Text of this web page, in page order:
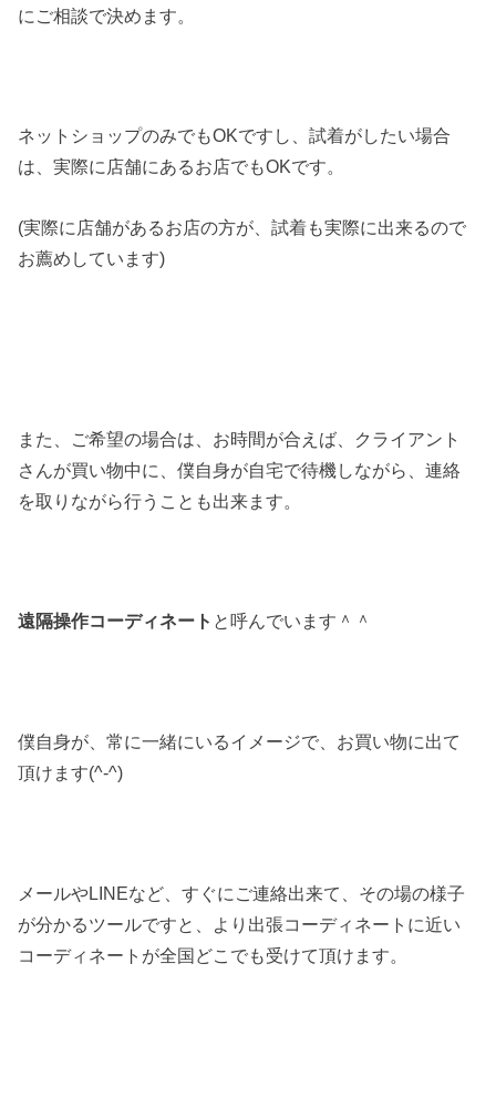
にご相談で決めます。
ネットショップのみでもOKですし、試着がしたい場合
は、実際に店舗にあるお店でもOKです。
(実際に店舗があるお店の方が、試着も実際に出来るので
お薦めしています)
また、ご希望の場合は、お時間が合えば、クライアント
さんが買い物中に、僕自身が自宅で待機しながら、連絡
を取りながら行うことも出来ます。
遠隔操作コーディネート と呼んでいます＾＾
僕自身が、常に一緒にいるイメージで、お買い物に出て
頂けます(^-^)
メールやLINEなど、すぐにご連絡出来て、その場の様子
が分かるツールですと、より出張コーディネートに近い
コーディネートが全国どこでも受けて頂けます。